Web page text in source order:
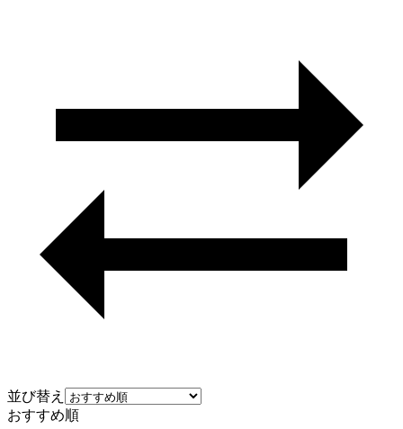
並び替え
おすすめ順